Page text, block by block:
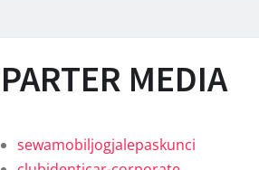
PARTER MEDIA
sewamobiljogjalepaskunci